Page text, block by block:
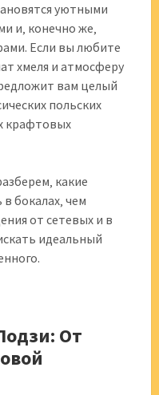
уютными
и‚ конечно же‚
Если вы любите
хмеля и атмосферу
вам целый
польских
крафтовых
какие
бокалах‚ чем
от сетевых и в
идеальный
От